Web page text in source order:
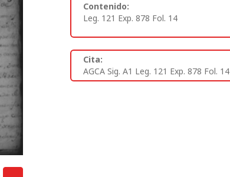
Contenido:
Leg. 121 Exp. 878 Fol. 14
Cita:
AGCA Sig. A1 Leg. 121 Exp. 878 Fol. 14